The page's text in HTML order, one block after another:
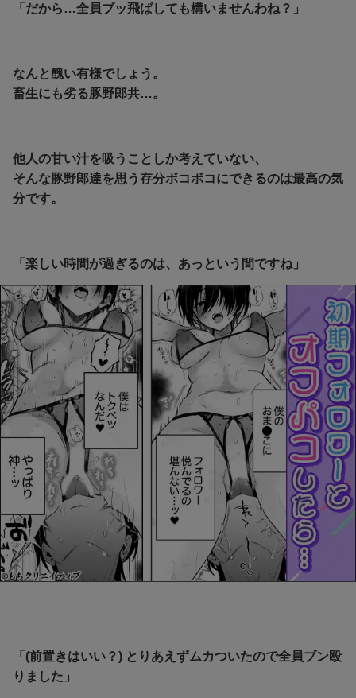
「だから…全員ブッ飛ばしても構いませんわね？」
なんと醜い有様でしょう。
畜生にも劣る豚野郎共…。
他人の甘い汁を吸うことしか考えていない、
そんな豚野郎達を思う存分ボコボコにできるのは最高の気
分です。
「楽しい時間が過ぎるのは、あっという間ですね」
「(前置きはいい？) とりあえずムカついたので全員ブン殴
りました」